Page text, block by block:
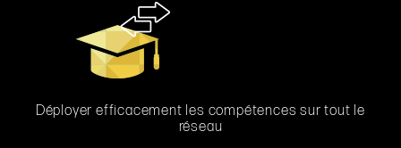
Déployer efficacement les compétences sur tout le
réseau